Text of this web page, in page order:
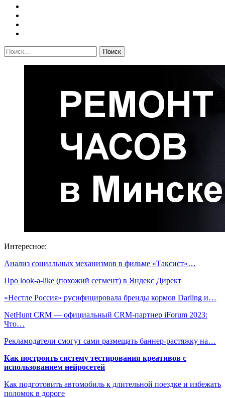
Интересное:
Анализ социальных механизмов в фильме «Таксист»…
​Про look-a-like (похожий сегмент) в Яндекс Директ
«Нестле Россия» русифицировала бренды кормов Darling и…
NetHunt CRM — официальный CRM-партнер iForum 2023:
Что…
Рекламодатели смогут сами размещать баннер-растяжку на…
Как построить систему тестирования креативов с
использованием нейросетей
Как подготовить автомобиль к длительной поездке и избежать
поломок в дороге